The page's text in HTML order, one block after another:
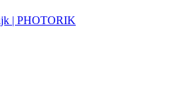
| PHOTORIK